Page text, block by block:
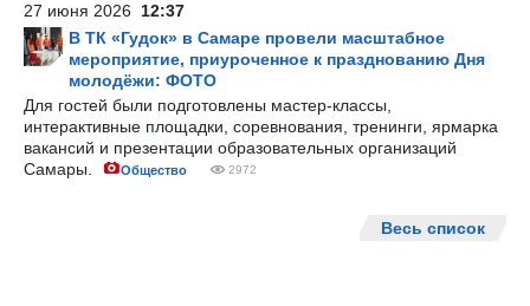
27 июня 2026 12:37
В ТК «Гудок» в Самаре провели масштабное
мероприятие, приуроченное к празднованию Дня
молодёжи: ФОТО
Для гостей были подготовлены мастер-классы,
интерактивные площадки, соревнования, тренинги, ярмарка
вакансий и презентации образовательных организаций
Самары.
Общество 2972
Весь список